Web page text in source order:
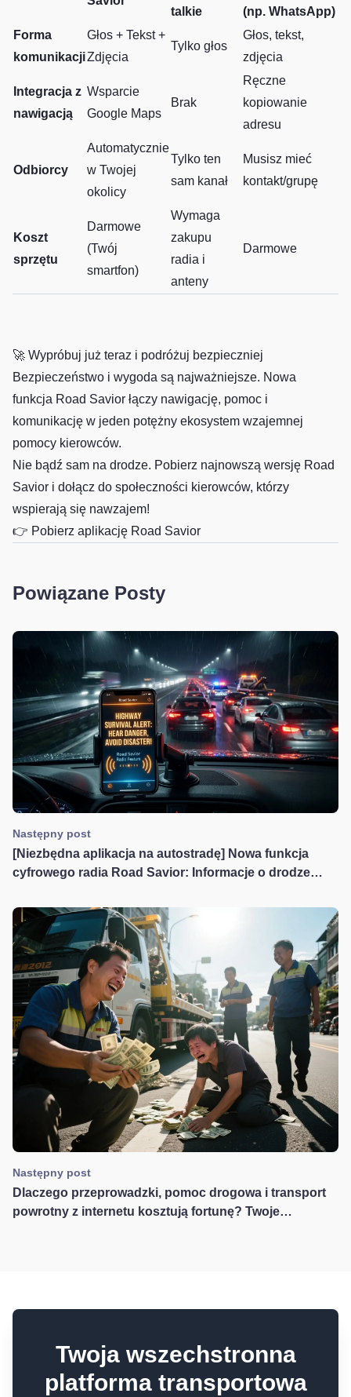
talkie
(np. WhatsApp)
Forma
komunikacji
Głos + Tekst +
Zdjęcia
Tylko głos
Głos, tekst,
zdjęcia
Integracja z
nawigacją
Wsparcie
Google Maps
Brak
Ręczne
kopiowanie
adresu
Odbiorcy
Automatycznie
w Twojej
okolicy
Tylko ten
sam kanał
Musisz mieć
kontakt/grupę
Koszt
sprzętu
Darmowe
(Twój
smartfon)
Wymaga
zakupu
radia i
anteny
Darmowe
🚀 Wypróbuj już teraz i podróżuj bezpieczniej
Bezpieczeństwo i wygoda są najważniejsze. Nowa
funkcja Road Savior łączy nawigację, pomoc i
komunikację w jeden potężny ekosystem wzajemnej
pomocy kierowców.
Nie bądź sam na drodze. Pobierz najnowszą wersję Road
Savior i dołącz do społeczności kierowców, którzy
wspierają się nawzajem!
👉 Pobierz aplikację Road Savior
Powiązane Posty
Następny post
[Niezbędna aplikacja na autostradę] Nowa funkcja
cyfrowego radia Road Savior: Informacje o drodze
Następny post
Dlaczego przeprowadzki, pomoc drogowa i transport
powrotny z internetu kosztują fortunę? Twoje
Twoja wszechstronna
platforma transportowa